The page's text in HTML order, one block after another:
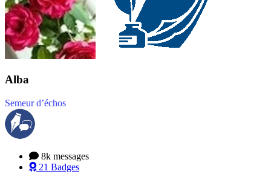
Alba
Semeur d’échos
8k messages
21 Badges